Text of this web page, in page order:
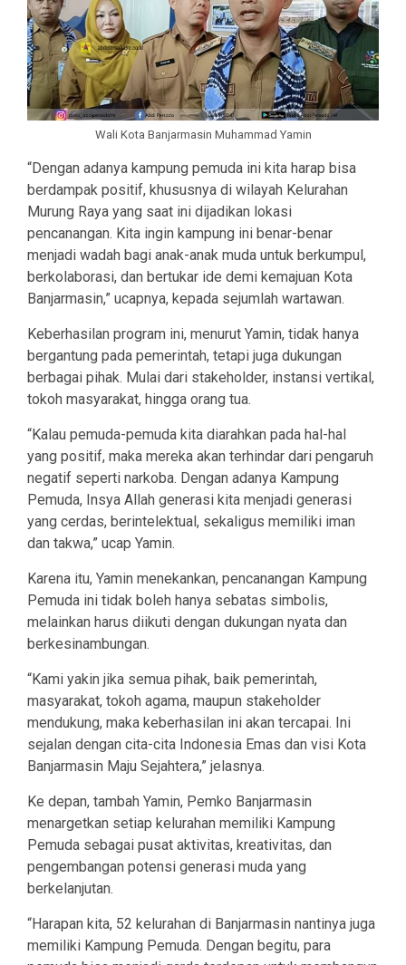
Wali Kota Banjarmasin Muhammad Yamin
“Dengan adanya kampung pemuda ini kita harap bisa
berdampak positif, khususnya di wilayah Kelurahan
Murung Raya yang saat ini dijadikan lokasi
pencanangan. Kita ingin kampung ini benar-benar
menjadi wadah bagi anak-anak muda untuk berkumpul,
berkolaborasi, dan bertukar ide demi kemajuan Kota
Banjarmasin,” ucapnya, kepada sejumlah wartawan.
Keberhasilan program ini, menurut Yamin, tidak hanya
bergantung pada pemerintah, tetapi juga dukungan
berbagai pihak. Mulai dari stakeholder, instansi vertikal,
tokoh masyarakat, hingga orang tua.
“Kalau pemuda-pemuda kita diarahkan pada hal-hal
yang positif, maka mereka akan terhindar dari pengaruh
negatif seperti narkoba. Dengan adanya Kampung
Pemuda, Insya Allah generasi kita menjadi generasi
yang cerdas, berintelektual, sekaligus memiliki iman
dan takwa,” ucap Yamin.
Karena itu, Yamin menekankan, pencanangan Kampung
Pemuda ini tidak boleh hanya sebatas simbolis,
melainkan harus diikuti dengan dukungan nyata dan
berkesinambungan.
“Kami yakin jika semua pihak, baik pemerintah,
masyarakat, tokoh agama, maupun stakeholder
mendukung, maka keberhasilan ini akan tercapai. Ini
sejalan dengan cita-cita Indonesia Emas dan visi Kota
Banjarmasin Maju Sejahtera,” jelasnya.
Ke depan, tambah Yamin, Pemko Banjarmasin
menargetkan setiap kelurahan memiliki Kampung
Pemuda sebagai pusat aktivitas, kreativitas, dan
pengembangan potensi generasi muda yang
berkelanjutan.
“Harapan kita, 52 kelurahan di Banjarmasin nantinya juga
memiliki Kampung Pemuda. Dengan begitu, para